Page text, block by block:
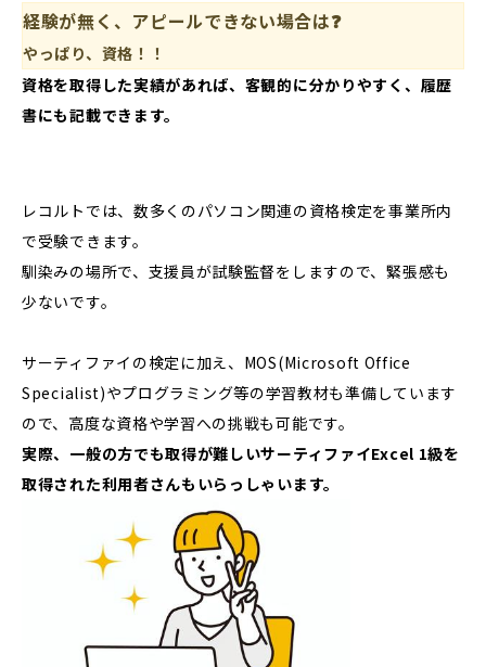
経験が無く、アピールできない場合は❓
やっぱり、資格！！
資格を取得した実績があれば、客観的に分かりやすく、履歴
書にも記載できます。
レコルトでは、数多くのパソコン関連の資格検定を事業所内
で受験できます。
馴染みの場所で、支援員が試験監督をしますので、緊張感も
少ないです。
サーティファイの検定に加え、MOS(Microsoft Office
Specialist)やプログラミング等の学習教材も準備しています
ので、高度な資格や学習への挑戦も可能です。
実際、一般の方でも取得が難しいサーティファイExcel 1級を
取得された利用者さんもいらっしゃいます。